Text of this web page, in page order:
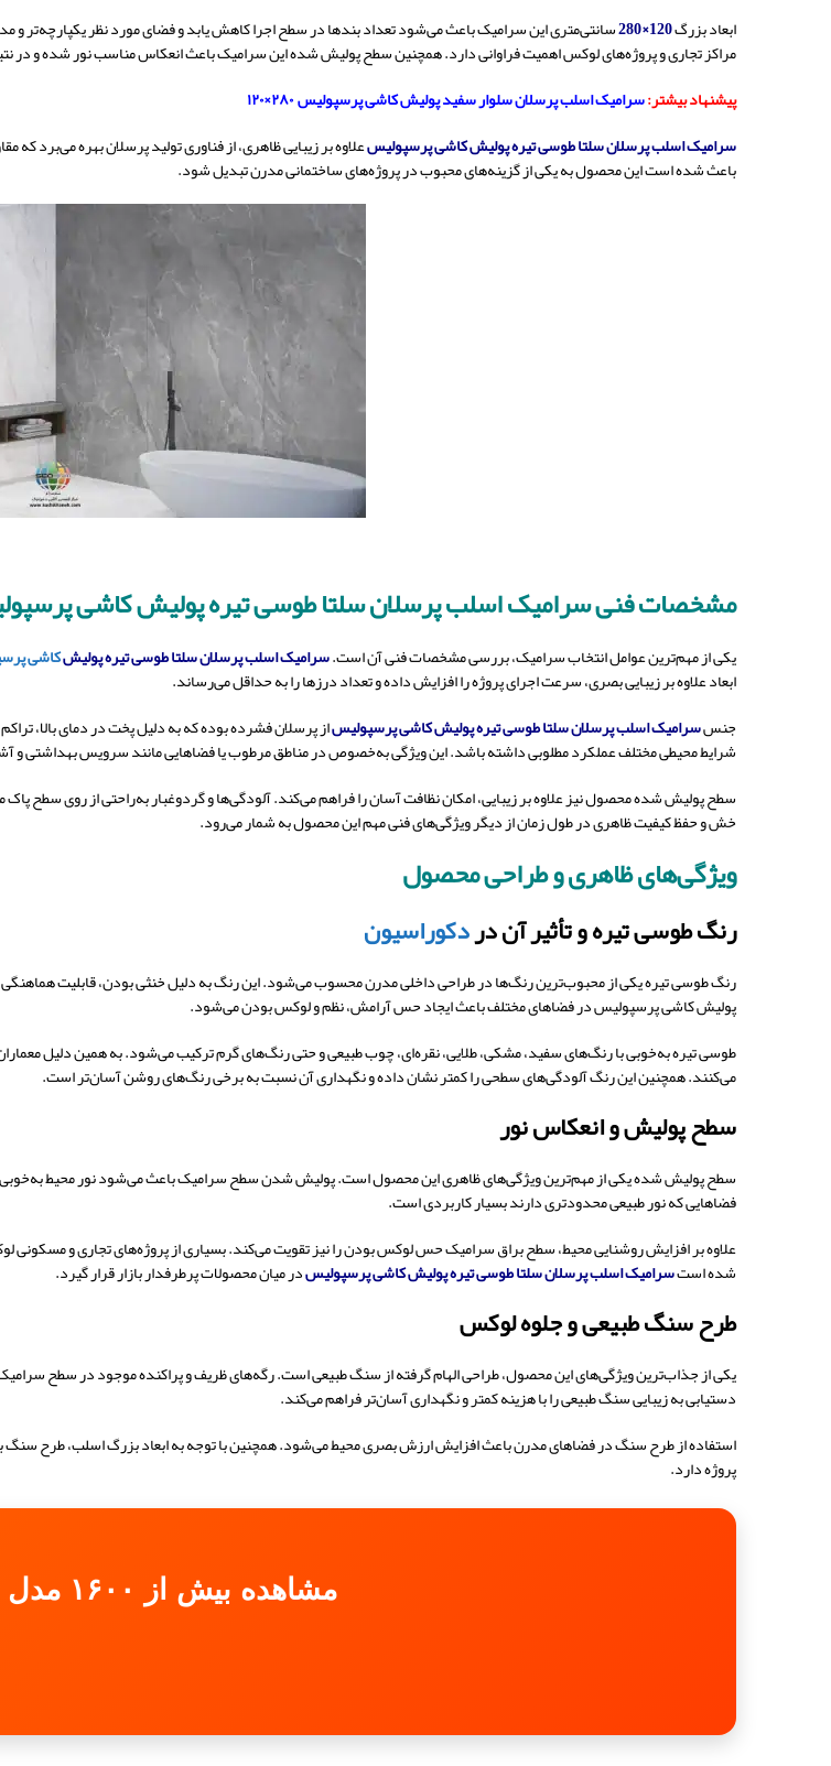
ابعاد بزرگ120×280 سانتی‌متری این سرامیک باعث می‌شود تعداد بندها در سطح اجرا کاهش یابد و فضای مورد نظر یکپارچه‌تر و
مراکز تجاری و پروژه‌های لوکس اهمیت فراوانی دارد. همچنین سطح پولیش شده این سرامیک باعث انعکاس مناسب نور شده و در
پیشنهاد بیشتر:سرامیک اسلب پرسلان سلوار سفید پولیش کاشی پرسپولیس ۲۸۰×۱۲۰
سرامیک اسلب پرسلان سلتا طوسی تیره پولیش کاشی پرسپولیسعلاوه بر زیبایی ظاهری، از فناوری تولید پرسلان بهره می‌برد
باعث شده است این محصول به یکی از گزینه‌های محبوب در پروژه‌های ساختمانی مدرن تبدیل شود.
مشخصات فنی سرامیک اسلب پرسلان سلتا طوسی تیره پولیش کاشی
یکی از مهم‌ترین عوامل انتخاب سرامیک، بررسی مشخصات فنی آن است.سرامیک اسلب پرسلان سلتا طوسی تیرهپولیشکاشی
ابعاد علاوه بر زیبایی بصری، سرعت اجرای پروژه را افزایش داده و تعداد درزها را به حداقل می‌رساند.
جنسسرامیک اسلب پرسلان سلتا طوسی تیره پولیش کاشی پرسپولیساز پرسلان فشرده بوده که به دلیل پخت در دمای بالا،
شرایط محیطی مختلف عملکرد مطلوبی داشته باشد. این ویژگی به‌خصوص در مناطق مرطوب یا فضاهایی مانند سرویس بهداشتی و
سطح پولیش شده محصول نیز علاوه بر زیبایی، امکان نظافت آسان را فراهم می‌کند. آلودگی‌ها و گردوغبار به‌راحتی از روی
خش و حفظ کیفیت ظاهری در طول زمان از دیگر ویژگی‌های فنی مهم این محصول به شمار می‌رود.
ویژگی‌های ظاهری و طراحی محصول
رنگ طوسی تیره و تأثیر آن دردکوراسیون
رنگ طوسی تیره یکی از محبوب‌ترین رنگ‌ها در طراحی داخلی مدرن محسوب می‌شود. این رنگ به دلیل خنثی بودن، قابلیت هماهنگی
پولیش کاشی پرسپولیس در فضاهای مختلف باعث ایجاد حس آرامش، نظم و لوکس بودن می‌شود.
طوسی تیره به‌خوبی با رنگ‌های سفید، مشکی، طلایی، نقره‌ای، چوب طبیعی و حتی رنگ‌های گرم ترکیب می‌شود. به همین دلیل
می‌کنند. همچنین این رنگ آلودگی‌های سطحی را کمتر نشان داده و نگهداری آن نسبت به برخی رنگ‌های روشن آسان‌تر است.
سطح پولیش و انعکاس نور
سطح پولیش شده یکی از مهم‌ترین ویژگی‌های ظاهری این محصول است. پولیش شدن سطح سرامیک باعث می‌شود نور محیط به‌خوبی
فضاهایی که نور طبیعی محدودتری دارند بسیار کاربردی است.
علاوه بر افزایش روشنایی محیط، سطح براق سرامیک حس لوکس بودن را نیز تقویت می‌کند. بسیاری از پروژه‌های تجاری و
شده استسرامیک اسلب پرسلان سلتا طوسی تیره پولیش کاشی پرسپولیسدر میان محصولات پرطرفدار بازار قرار گیرد.
طرح سنگ طبیعی و جلوه لوکس
یکی از جذاب‌ترین ویژگی‌های این محصول، طراحی الهام گرفته از سنگ طبیعی است. رگه‌های ظریف و پراکنده موجود در سطح
دستیابی به زیبایی سنگ طبیعی را با هزینه کمتر و نگهداری آسان‌تر فراهم می‌کند.
استفاده از طرح سنگ در فضاهای مدرن باعث افزایش ارزش بصری محیط می‌شود. همچنین با توجه به ابعاد بزرگ اسلب، طرح
پروژه دارد.
مشاهده بیش از ۱۶۰۰ مدل سرامیک کف